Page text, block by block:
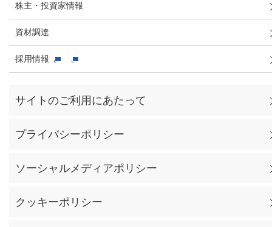
株主・投資家情報
資材調達
採用情報
サイトのご利用にあたって
プライバシーポリシー
ソーシャルメディアポリシー
クッキーポリシー